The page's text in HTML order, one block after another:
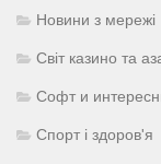
Новини з мережі
Світ казино та
Софт и
Спорт і здоров'я